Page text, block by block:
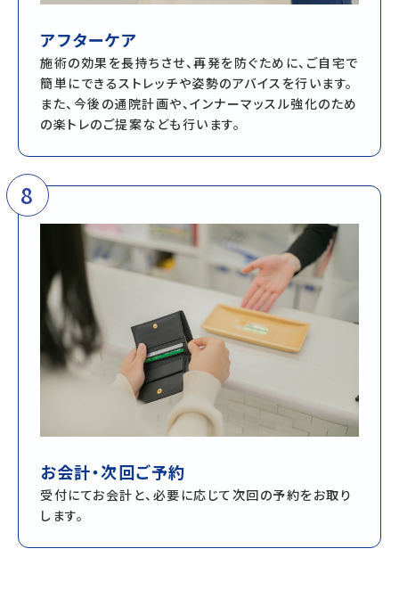
アフターケア
施術の効果を長持ちさせ、再発を防ぐために、ご自宅で
簡単にできるストレッチや姿勢のアバイスを行います。
また、今後の通院計画や、インナーマッスル強化のため
の楽トレのご提案なども行います。
8
お会計・次回ご予約
受付にてお会計と、必要に応じて次回の予約をお取り
します。